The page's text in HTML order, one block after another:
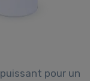
pour un